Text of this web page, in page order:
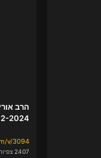
הרב
2024
v/3094
2407 צפיות